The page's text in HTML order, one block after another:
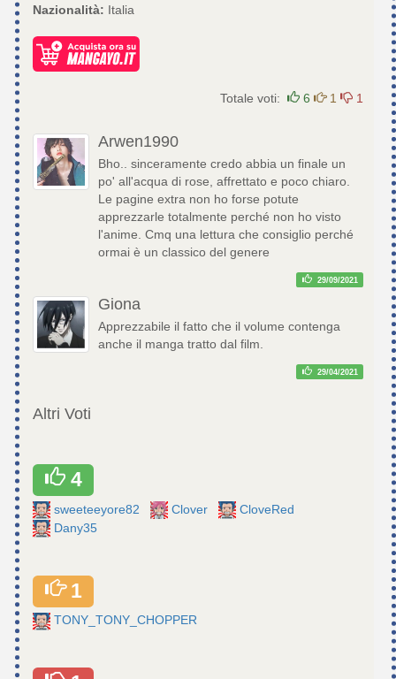
Nazionalità: Italia
Totale voti: 6 1 1
Arwen1990
Bho.. sinceramente credo abbia un finale un
po' all'acqua di rose, affrettato e poco chiaro.
Le pagine extra non ho forse potute
apprezzarle totalmente perché non ho visto
l'anime. Cmq una lettura che consiglio perché
ormai è un classico del genere
29/09/2021
Giona
Apprezzabile il fatto che il volume contenga
anche il manga tratto dal film.
29/04/2021
Altri Voti
4
sweeteeyore82 Clover
CloveRed
Dany35
1
TONY_TONY_CHOPPER